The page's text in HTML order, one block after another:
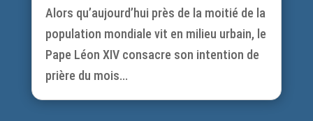
Alors qu’aujourd’hui près de la moitié de la
population mondiale vit en milieu urbain, le
Pape Léon XIV consacre son intention de
prière du mois...